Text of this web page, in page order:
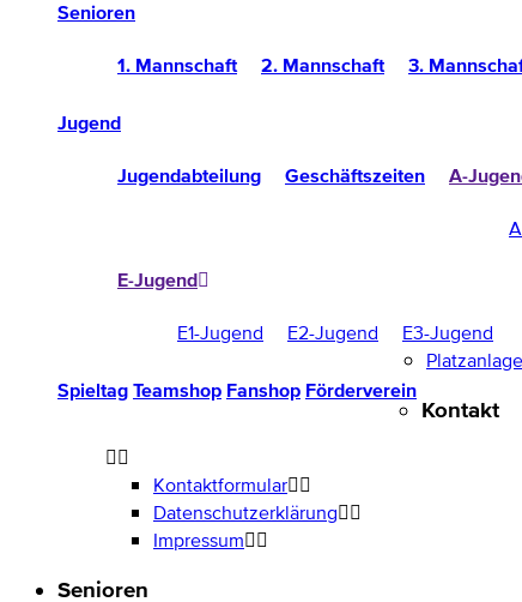
Senioren
1. Mannschaft 2. Mannschaft 3.
Jugend
Jugendabteilung Geschäftszeiten A-
E-Jugend
E1-Jugend E2-Jugend E3-Jugend
Spieltag Teamshop Fanshop Förderverein
Platzanlage
Kontakt
Kontaktformular
Datenschutzerklärung
Impressum
Senioren